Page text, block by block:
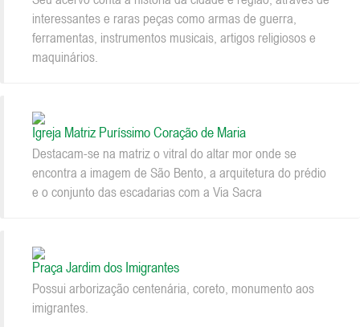
interessantes e raras peças como armas de guerra,
ferramentas, instrumentos musicais, artigos religiosos e
maquinários.
Igreja Matriz Puríssimo Coração de Maria
Destacam-se na matriz o vitral do altar mor onde se
encontra a imagem de São Bento, a arquitetura do prédio
e o conjunto das escadarias com a Via Sacra
Praça Jardim dos Imigrantes
Possui arborização centenária, coreto, monumento aos
imigrantes.